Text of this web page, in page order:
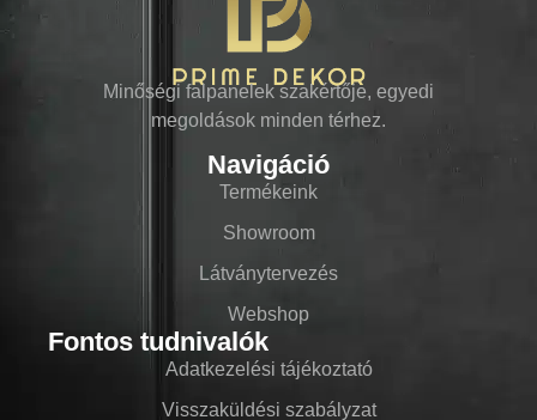
Minőségi falpanelek szakértője, egyedi
megoldások minden térhez.
Navigáció
Termékeink
Showroom
Látványtervezés
Webshop
Fontos tudnivalók
Adatkezelési tájékoztató
Visszaküldési szabályzat